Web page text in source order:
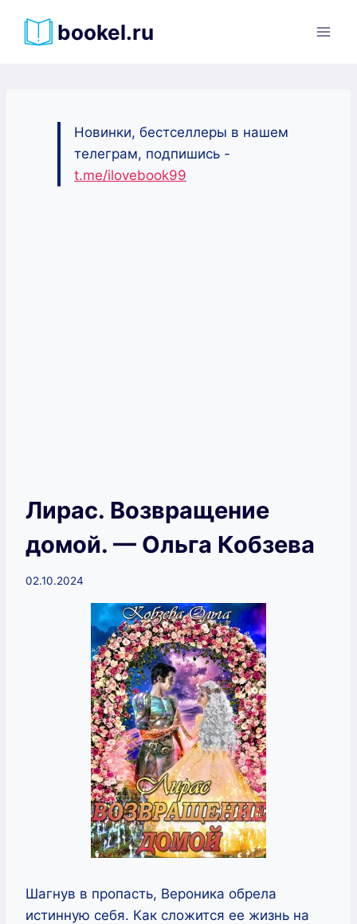
bookel.ru
Новинки, бестселлеры в нашем
телеграм, подпишись -
t.me/ilovebook99
Лирас. Возвращение
домой. — Ольга Кобзева
02.10.2024
Шагнув в пропасть, Вероника обрела
истинную себя. Как сложится ее жизнь на